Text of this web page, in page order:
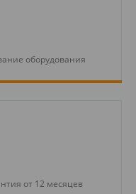
оборудования
от 12 месяцев